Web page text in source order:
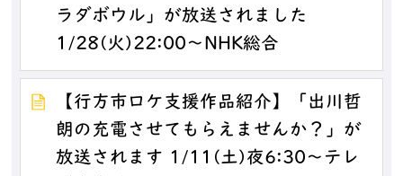
ラダボウル」が放送されました
1/28(火)22:00～NHK総合
【行方市ロケ支援作品紹介】「出川哲
朗の充電させてもらえませんか？」が
放送されます 1/11(土)夜6:30～テレ